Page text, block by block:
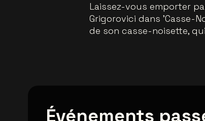
Laissez-vous emporter
Grigorovici dans 'Casse-
de son casse-noisette,
Événements